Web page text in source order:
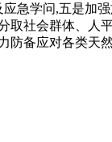
急学问,五是加
取社会群体、人
防备应对各类天